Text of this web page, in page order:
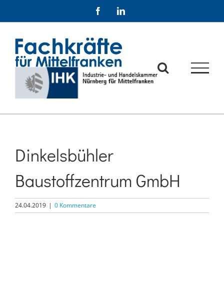
FacebookLinkedIn
Dinkelsbühler
Baustoffzentrum GmbH
24.04.2019 | 0 Kommentare